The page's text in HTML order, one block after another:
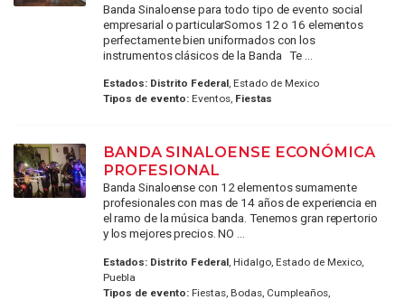
Banda Sinaloense para todo tipo de evento social
empresarial o particularSomos 12 o 16 elementos
perfectamente bien uniformados con los
instrumentos clásicos de la Banda Te ...
Estados: Distrito Federal, Estado de Mexico
Tipos de evento:Eventos, Fiestas
BANDA SINALOENSE ECONÓMICA
PROFESIONAL
Banda Sinaloense con 12 elementos sumamente
profesionales con mas de 14 años de experiencia en
el ramo de la música banda. Tenemos gran repertorio
y los mejores precios. NO ...
Estados: Distrito Federal, Hidalgo, Estado de Mexico,
Puebla
Tipos de evento:Fiestas, Bodas, Cumpleaños,